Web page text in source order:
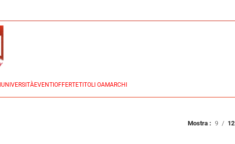
UNIVERSITÀEVENTI OFFERTETITOLI OAMARCHI
Mostra 9 12